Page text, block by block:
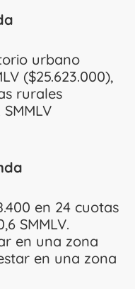
urbano
($25.623.000),
rurales
en 24 cuotas
SMMLV.
en una zona
en una zona